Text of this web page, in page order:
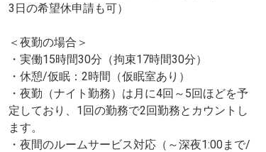
3日の希望休申請も可）
＜夜勤の場合＞
・実働15時間30分（拘束17時間30分）
・休憩/仮眠：2時間（仮眠室あり）
・夜勤（ナイト勤務）は月に4回～5回ほどを予
定しており、1回の勤務で2回勤務とカウントし
ます。
・夜間のルームサービス対応（～深夜1:00まで/